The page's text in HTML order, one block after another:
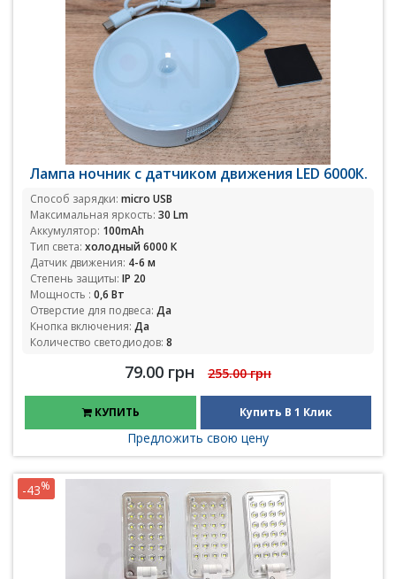
Лампа ночник с датчиком движения LED 6000К.
Способ зарядки: micro USB
Максимальная яркость: 30 Lm
Аккумулятор: 100mAh
Тип света: холодный 6000 К
Датчик движения: 4-6 м
Степень защиты: IP 20
Мощность : 0,6 Вт
Отверстие для подвеса: Да
Кнопка включения: Да
Количество светодиодов: 8
79.00 грн 255.00 грн
КУПИТЬ Купить В 1 Клик
Предложить свою цену
-43%